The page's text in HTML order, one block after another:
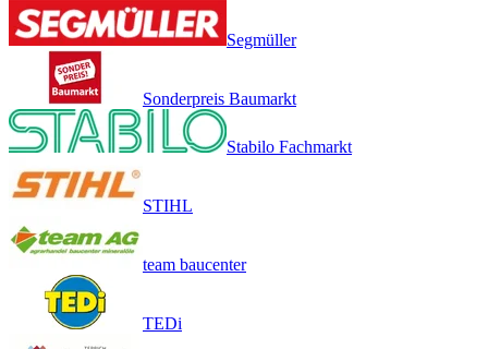
Segmüller
Sonderpreis Baumarkt
Stabilo Fachmarkt
STIHL
team baucenter
TEDi